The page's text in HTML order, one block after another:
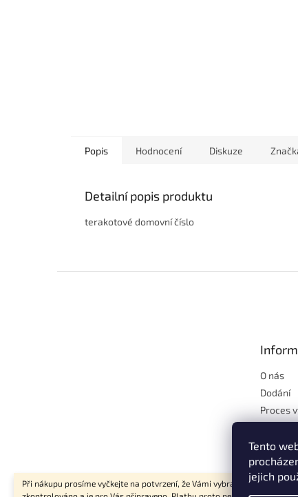
Tento
jejich
Při nákupu prosíme vyčkejte na potvrzení, že Vámi vybrané zboží bylo
Popis Hodnocení Diskuze
Detailní popis produktu
terakotové domovní číslo
O nás
Dodání
Proces
Chcete